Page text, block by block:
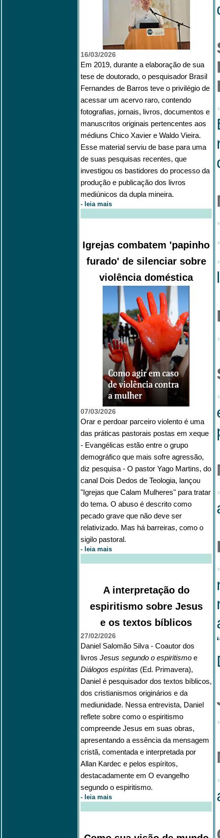
16/03/2026
Em 2019, durante a elaboração de sua
tese de doutorado, o pesquisador Brasil
Fernandes de Barros teve o privilégio de
acessar um acervo raro, contendo
fotografias, jornais, livros, documentos e
manuscritos originais pertencentes aos
médiuns Chico Xavier e Waldo Vieira.
Esse material serviu de base para uma
de suas pesquisas recentes, que
investigou os bastidores do processo da
produção e publicação dos livros
mediúnicos da dupla mineira.
- leia mais
Igrejas combatem 'papinho
furado' de silenciar sobre
violência doméstica
07/03/2026
Orar e perdoar parceiro violento é uma
das práticas pastorais postas em xeque
- Evangélicas estão entre o grupo
demográfico que mais sofre agressão,
diz pesquisa - O pastor Yago Martins, do
canal Dois Dedos de Teologia, lançou
"Igrejas que Calam Mulheres" para tratar
do tema. O abuso é descrito como
pecado grave que não deve ser
relativizado. Mas há barreiras, como o
sigilo pastoral.
- leia mais
A interpretação do
espiritismo sobre Jesus
e os textos bíblicos
27/02/2026
Daniel Salomão Silva - Coautor dos
livros Jesus segundo o espiritismo e
Diálogos espíritas (Ed. Primavera),
Daniel é pesquisador dos textos bíblicos,
dos cristianismos originários e da
mediunidade. Nessa entrevista, Daniel
reflete sobre como o espiritismo
compreende Jesus em suas obras,
apresentando a essência da mensagem
cristã, comentada e interpretada por
Allan Kardec e pelos espíritos,
destacadamente em O evangelho
segundo o espiritismo.
- leia mais